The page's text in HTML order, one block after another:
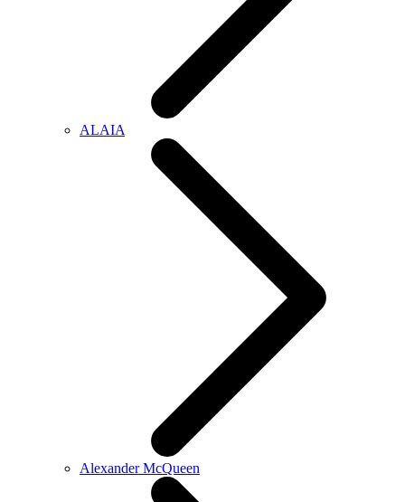
ALAIA
Alexander McQueen